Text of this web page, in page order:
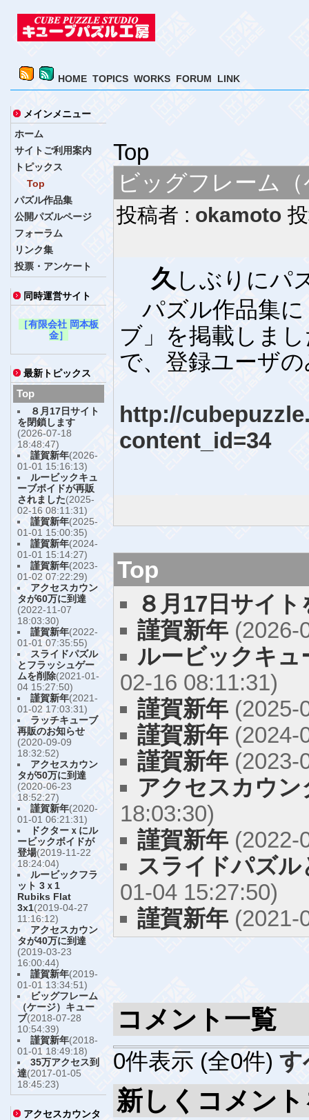
HOME TOPICS WORKS FORUM LINK
メインメニュー
ホーム
サイトご利用案内
トピックス
Top
パズル作品集
公開パズルページ
フォーラム
リンク集
投票・アンケート
同時運営サイト
［有限会社 岡本板
金］
最新トピックス
Top
８月17日サイト
を閉鎖します
(2026-07-18
18:48:47)
謹賀新年(2026-
01-01 15:16:13)
ルービックキュ
ーブボイドが再販
されました(2025-
02-16 08:11:31)
謹賀新年(2025-
01-01 15:00:35)
謹賀新年(2024-
01-01 15:14:27)
謹賀新年(2023-
01-02 07:22:29)
アクセスカウン
タが60万に到達
(2022-11-07
18:03:30)
謹賀新年(2022-
01-01 07:35:55)
スライドパズル
とフラッシュゲー
ムを削除(2021-01-
04 15:27:50)
謹賀新年(2021-
01-02 17:03:31)
ラッチキューブ
再販のお知らせ
(2020-09-09
18:32:52)
アクセスカウン
タが50万に到達
(2020-06-23
18:52:27)
謹賀新年(2020-
01-01 06:21:31)
ドクターｘにル
ービックボイドが
登場(2019-11-22
18:24:04)
ルービックフラ
ット 3ｘ1
Rubiks Flat
3x1(2019-04-27
11:16:12)
アクセスカウン
タが40万に到達
(2019-03-23
16:00:44)
謹賀新年(2019-
01-01 13:34:51)
ビッグフレーム
（ケージ）キュー
ブ(2018-07-28
10:54:39)
謹賀新年(2018-
01-01 18:49:18)
35万アクセス到
達(2017-01-05
18:45:23)
アクセスカウンタ
Top
ビッグフレーム
投稿者 : okamoto
久 しぶりにパ
パズル作品集に
ブ」を掲載しま
で、登録ユーザ
http://
content_id=34
Top
８月17日サイ
謹賀新年 (2026-
ルービックキ
02-16 08:11:31)
謹賀新年 (2025-
謹賀新年 (2024-
謹賀新年 (2023-
アクセスカウ
18:03:30)
謹賀新年 (2022-
スライドパズ
01-04 15:27:50)
謹賀新年 (2021-
コメント一覧
0件表示 (全0件) す
新しくコメン